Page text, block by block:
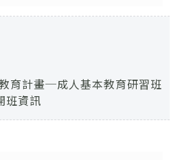
育計畫─成人基本教育研習班
班資訊